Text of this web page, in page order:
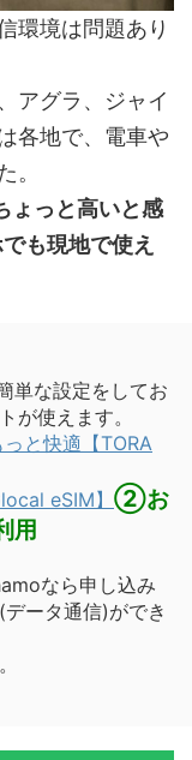
環境は問題あり
アグラ、ジャイ
各地で、電車や
。
ょっと高いと感
も現地で使え
単な設定をしてお
が使えます。
と快適【TORA
eSIM】 ②お
用
なら申し込み
ータ通信)ができ